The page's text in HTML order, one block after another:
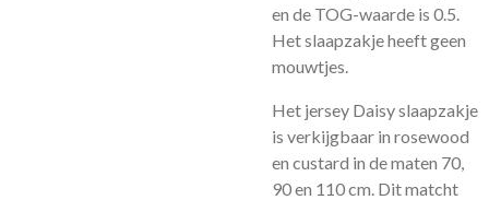
en de TOG-waarde is 0.5.
Het slaapzakje heeft geen
mouwtjes.
Het jersey Daisy slaapzakje
is verkijgbaar in rosewood
en custard in de maten 70,
90 en 110 cm. Dit matcht